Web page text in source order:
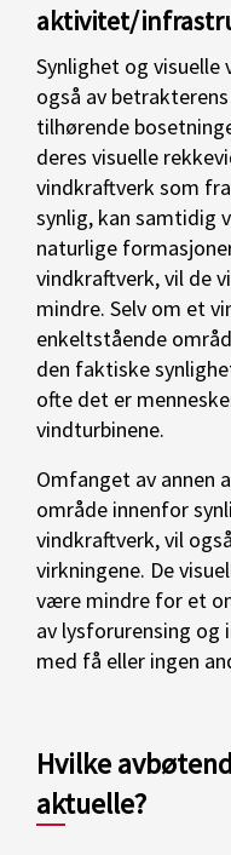
aktivitet/
Synlighet og visuelle
også av
tilhørende
deres visuelle
vindkraftverk som
synlig, kan samtidig
naturlige
vindkraftverk, vil de
mindre. Selv om et
enkeltstående
den faktiske
ofte det er
vindturbinene.
Omfanget av
område innenfor
vindkraftverk, vil
virkningene. De
være mindre for et
av lysforurensing
med få eller ingen
Hvilke
aktuelle?